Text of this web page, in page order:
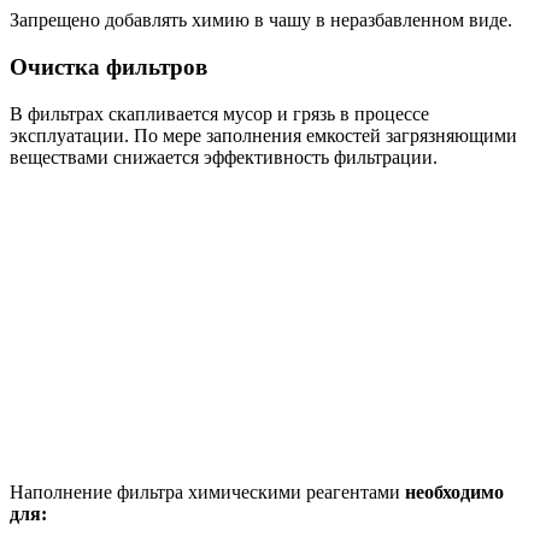
Запрещено добавлять химию в чашу в неразбавленном виде.
Очистка фильтров
В фильтрах скапливается мусор и грязь в процессе
эксплуатации. По мере заполнения емкостей загрязняющими
веществами снижается эффективность фильтрации.
Наполнение фильтра химическими реагентами необходимо
для: